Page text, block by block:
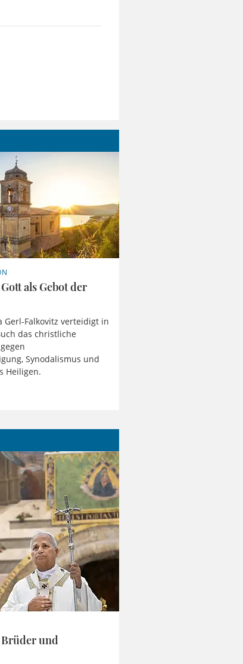
als Gebot der
Gerl-Falkovitz verteidigt in
das christliche
Synodalismus und
Heiligen.
Brüder und